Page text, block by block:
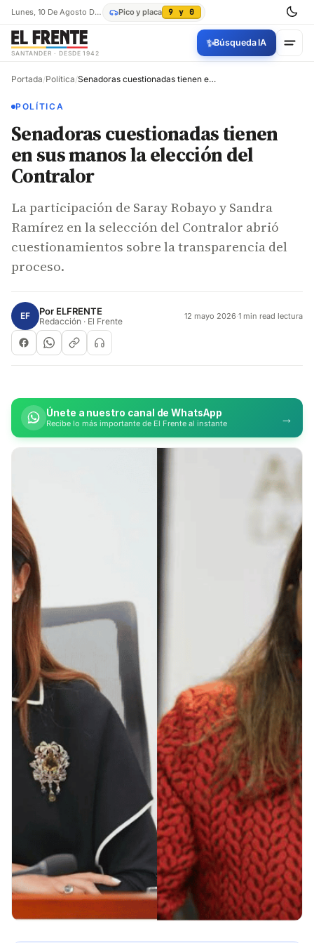
Lunes, 10 De Agosto De 2026 Pico y placa 9 y 0
SANTANDER · DESDE 1942
✨Búsqueda IA
Portada/Política/ Senadoras cuestionadas tienen en sus manos la elección del Contralor
POLÍTICA
Senadoras cuestionadas tienen
en sus manos la elección del
Contralor
La participación de Saray Robayo y Sandra
Ramírez en la selección del Contralor abrió
cuestionamientos sobre la transparencia del
proceso.
EF Por ELFRENTE
Redacción · El Frente 12 mayo 2026·1 min read lectura
Únete a nuestro canal de WhatsApp
Recibe lo más importante de El Frente al instante →